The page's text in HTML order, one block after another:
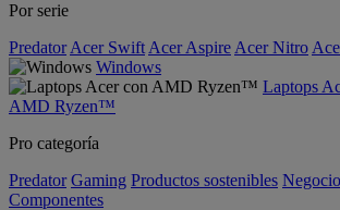
Por serie
Predator Acer Swift Acer Aspire Acer Nitro
Windows
Laptops
AMD Ryzen™
Pro categoría
Predator Gaming Productos sostenibles
Componentes